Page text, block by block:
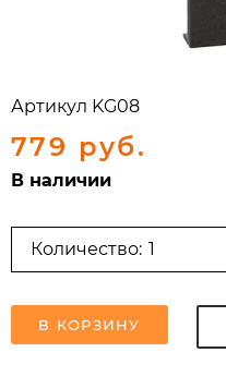
Артикул KG08
779 руб.
В наличии
Количество:
В КОРЗИНУ